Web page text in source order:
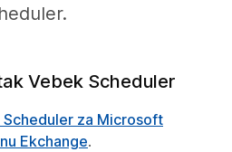
Vebek Scheduler
za Microsoft
Ekchange.